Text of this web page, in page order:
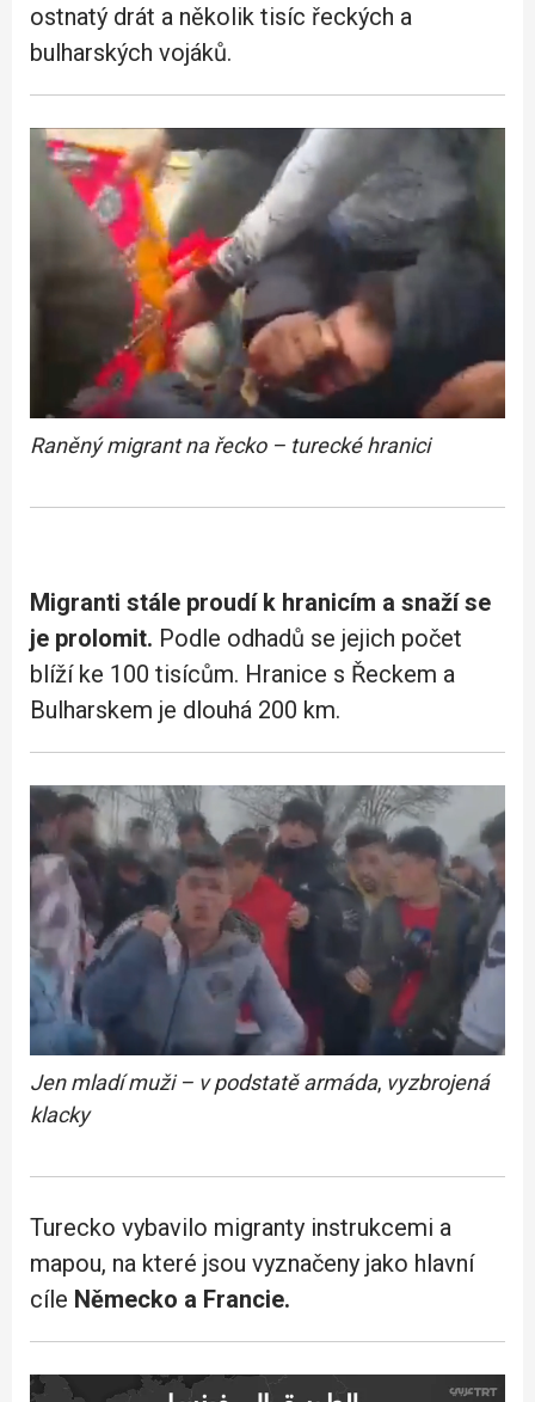
ostnatý drát a několik tisíc řeckých a
bulharských vojáků.
Raněný migrant na řecko – turecké hranici
Migranti stále proudí k hranicím a snaží se
je prolomit. Podle odhadů se jejich počet
blíží ke 100 tisícům. Hranice s Řeckem a
Bulharskem je dlouhá 200 km.
Jen mladí muži – v podstatě armáda, vyzbrojená
klacky
Turecko vybavilo migranty instrukcemi a
mapou, na které jsou vyznačeny jako hlavní
cíle Německo a Francie.